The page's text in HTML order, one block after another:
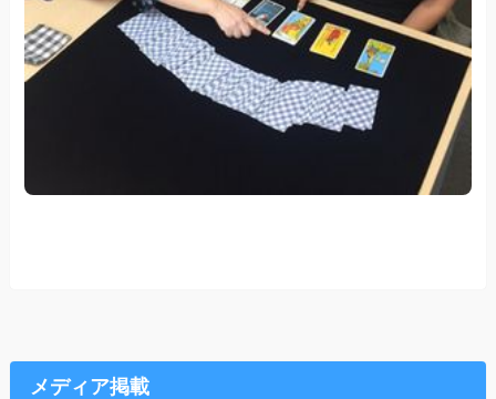
メディア掲載